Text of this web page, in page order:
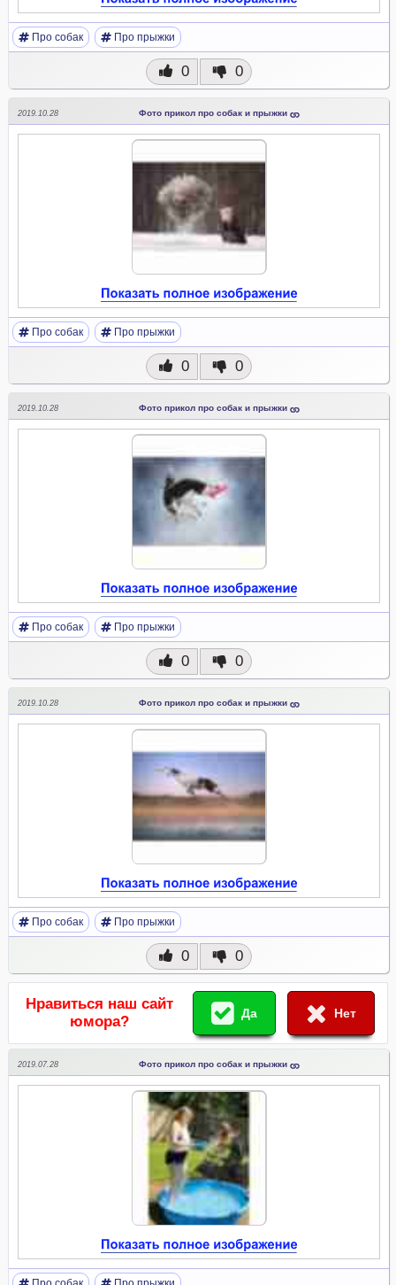
Про собак Про прыжки
0 0
2019.10.28 Фото прикол про собак и прыжки
Про собак Про прыжки
0 0
2019.10.28 Фото прикол про собак и прыжки
Про собак Про прыжки
0 0
2019.10.28 Фото прикол про собак и прыжки
Про собак Про прыжки
0 0
Нравиться наш сайт
юмора?
Да Нет
2019.07.28 Фото прикол про собак и прыжки